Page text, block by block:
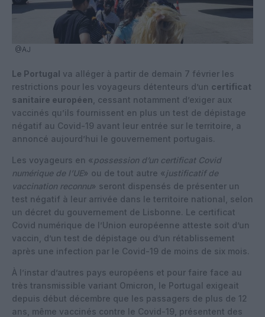
@AJ
Le Portugal va alléger à partir de demain 7 février les
restrictions pour les voyageurs détenteurs d’un certificat
sanitaire européen , cessant notamment d’exiger aux
vaccinés qu’ils fournissent en plus un test de dépistage
négatif au Covid-19 avant leur entrée sur le territoire, a
annoncé aujourd’hui le gouvernement portugais.
Les voyageurs en « possession d’un certificat Covid
numérique de l’UE» ou de tout autre « justificatif de
vaccination reconnu» seront dispensés de présenter un
test négatif à leur arrivée dans le territoire national, selon
un décret du gouvernement de Lisbonne. Le certificat
Covid numérique de l’Union européenne atteste soit d’un
vaccin, d’un test de dépistage ou d’un rétablissement
après une infection par le Covid-19 de moins de six mois.
À l’instar d’autres pays européens et pour faire face au
très transmissible variant Omicron, le Portugal exigeait
depuis début décembre que les passagers de plus de 12
ans, même vaccinés contre le Covid-19, présentent des